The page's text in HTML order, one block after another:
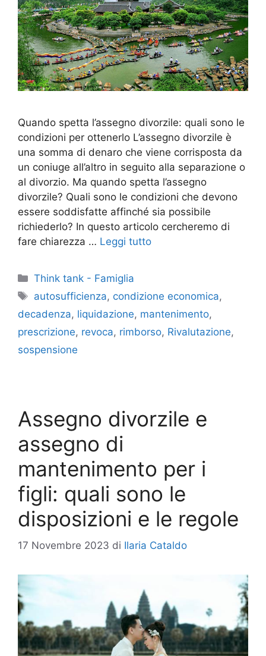
Quando spetta l’assegno divorzile: quali sono le
condizioni per ottenerlo L’assegno divorzile è
una somma di denaro che viene corrisposta da
un coniuge all’altro in seguito alla separazione o
al divorzio. Ma quando spetta l’assegno
divorzile? Quali sono le condizioni che devono
essere soddisfatte affinché sia possibile
richiederlo? In questo articolo cercheremo di
fare chiarezza … Leggi tutto
Categorie
Think tank - Famiglia
Tag
autosufficienza, condizione economica,
decadenza, liquidazione, mantenimento,
prescrizione, revoca, rimborso, Rivalutazione,
sospensione
Assegno divorzile e
assegno di
mantenimento per i
figli: quali sono le
disposizioni e le regole
17 Novembre 2023 di Ilaria Cataldo